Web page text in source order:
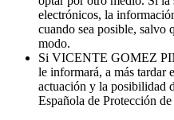
electrónicos, la
cuando sea posible, salvo
modo.
Si VICENTE GOMEZ
le informará, a más tardar
actuación y la posibilidad
Española de Protección